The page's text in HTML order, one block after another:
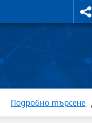
КУРСОВЕ
Подробно търсене